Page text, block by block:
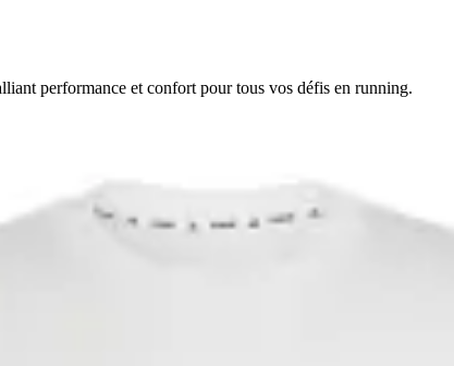
performance et confort pour tous vos défis en running.